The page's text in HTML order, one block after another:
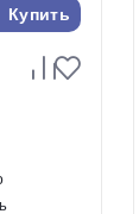
Купить